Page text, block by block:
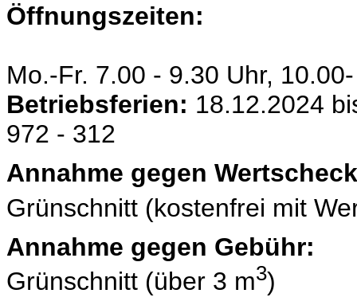
Öffnungszeiten:
Mo.-Fr. 7.00 - 9.30 Uhr,
Betriebsferien: 18.12.2024
972 - 312
Annahme gegen
Grünschnitt (kostenfrei mit
Annahme gegen Gebühr:
Grünschnitt (über 3 m3)